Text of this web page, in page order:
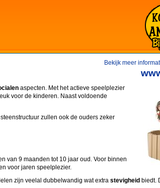
Bekijk meer
aspecten. Met het actieve speelplezier
voor de kinderen. Naast voldoende
zullen ook de ouders zeker
van 9 maanden tot 10 jaar oud. Voor binnen
voor jaren speelplezier.
zijn veelal dubbelwandig wat extra stevigheid biedt.